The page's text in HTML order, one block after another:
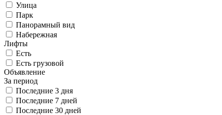
Улица
Парк
Панорамный вид
Набережная
Лифты
Есть
Есть грузовой
Объявление
За период
Последние 3 дня
Последние 7 дней
Последние 30 дней